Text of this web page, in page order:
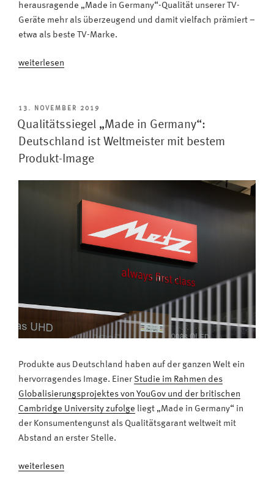
herausragende „Made in Germany“-Qualität unserer TV-
Geräte mehr als überzeugend und damit vielfach prämiert –
etwa als beste TV-Marke.
„Die
Metz
ist
2023
beste
weiterlesen
VERÖFFENTLICHT
AM
13. NOVEMBER 2019
Qualitätssiegel „Made in Germany“:
Deutschland ist Weltmeister mit bestem
Produkt-Image
Produkte aus Deutschland haben auf der ganzen Welt ein
hervorragendes Image. Einer Studie im Rahmen des
Globalisierungsprojektes von YouGov und der britischen
Cambridge University zufolge liegt „Made in Germany“ in
der Konsumentengunst als Qualitätsgarant weltweit mit
Abstand an erster Stelle.
„Qualitätssiegel
weiterlesen